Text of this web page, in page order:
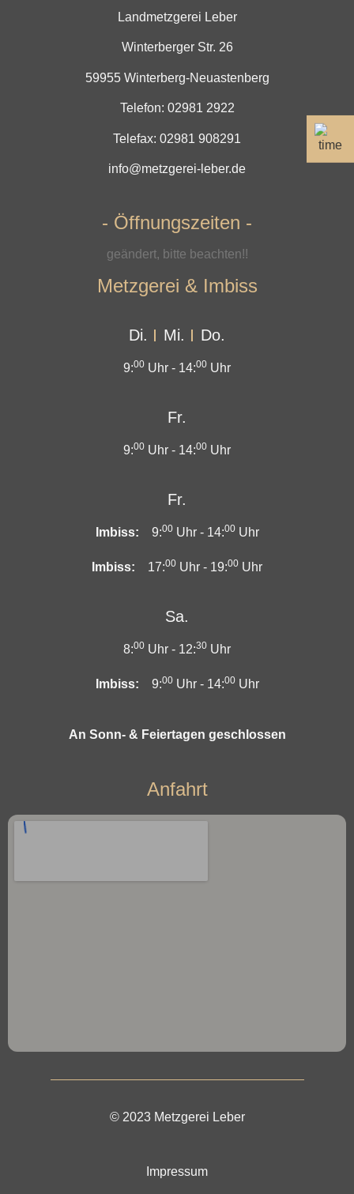
Landmetzgerei Leber
Winterberger Str. 26
59955 Winterberg-Neuastenberg
Telefon: 02981 2922
Telefax: 02981 908291
info@metzgerei-leber.de
- Öffnungszeiten -
geändert, bitte beachten!!
Metzgerei & Imbiss
Di. Mi. Do.
9:00 Uhr - 14:00 Uhr
Fr.
9:00 Uhr - 14:00 Uhr
Fr.
Imbiss: 9:00Uhr - 14:00Uhr
Imbiss: 17:00 Uhr - 19:00 Uhr
Sa.
8:00 Uhr - 12:30 Uhr
Imbiss: 9:00Uhr - 14:00Uhr
An Sonn- & Feiertagen geschlossen
Anfahrt
© 2023 Metzgerei Leber
Impressum